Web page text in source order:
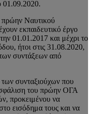
01.09.2020.
Ναυτικού
εκπαιδευτικό έργο
01.01.2017 και μέχρι το
ήτοι στις 31.08.2020,
των συντάξεων από
συνταξιούχων που
του πρώην ΟΓΑ
προκειμένου να
εισόδημα τους και να